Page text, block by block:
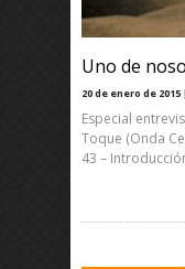
Uno de
20 de enero de 2015 |
Especial
Toque (Onda
43 –